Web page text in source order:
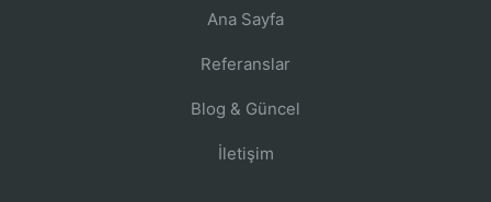
Ana Sayfa
Referanslar
Blog & Güncel
İletişim